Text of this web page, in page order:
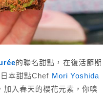
的聯名甜點，在復活節期
本甜點Chef Mori Yoshida
入春天的櫻花元素，你嗅